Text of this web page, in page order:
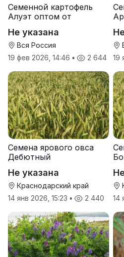
Семенной картофель
Алуэт оптом от
Не указана
Вся Россия
19 фев 2026, 14:46 • 2 644
19
Семена ярового овса
Дебютный
Не указана
Краснодарский край
14 янв 2026, 15:23 • 2 440
14